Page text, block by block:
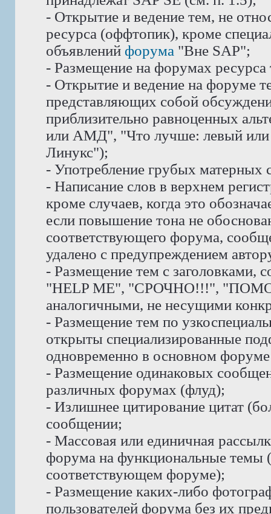
- Открытие и ведение тем, не
ресурса (оффтопик), кроме
объявлений форума "Вне SAP";
- Размещение на форумах
- Открытие и ведение на форуме
представляющих собой
приблизительно равноценных
или АМД", "Что лучше: левый или
Линукс");
- Употребление грубых матерных
- Написание слов в верхнем
кроме случаев, когда это
если повышение тона не
соответствующего форума,
удалено с предупреждением
- Размещение тем с заголовками,
"HELP ME", "СРОЧНО!!!",
аналогичными, не несущими
- Размещение тем по
открыты специализированные
одновременно в основном
- Размещение одинаковых
различных форумах (флуд);
- Излишнее цитирование цитат
сообщении;
- Массовая или единичная
форума на функциональные темы
соответствующем форуме);
- Размещение каких-либо
пользователей форума без их